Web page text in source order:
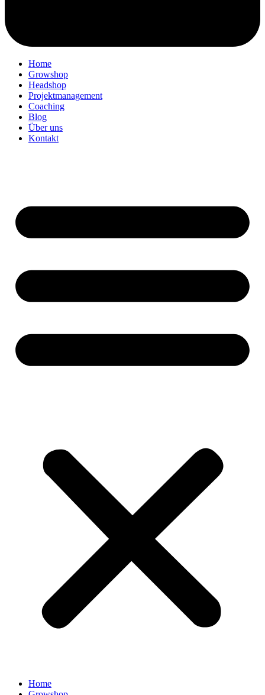
Home
Growshop
Headshop
Projektmanagement
Coaching
Blog
Über uns
Kontakt
Home